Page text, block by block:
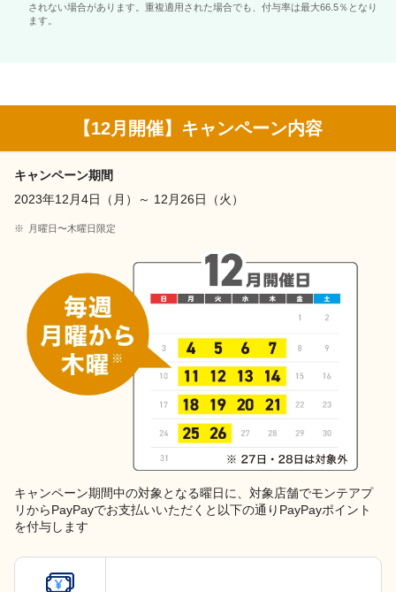
されない場合があります。重複適用された場合でも、付与率は最大66.5％となり
ます。
【12月開催】キャンペーン内容
キャンペーン期間
2023年12月4日（月）～ 12月26日（火）
月曜日〜木曜日限定
キャンペーン期間中の対象となる曜日に、対象店舗でモンテアプ
リからPayPayでお支払いいただくと以下の通りPayPayポイント
を付与します